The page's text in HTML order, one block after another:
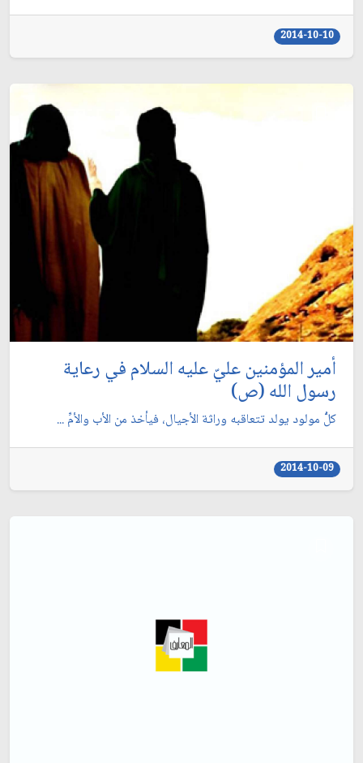
2014-10-10
أمير المؤمنين عليّ عليه السلام في رعاية
رسول الله (ص)
كلُّ مولود يولد تتعاقبه وراثة الأجيال، فيأخذ من الأب والأمِّ ...
2014-10-09